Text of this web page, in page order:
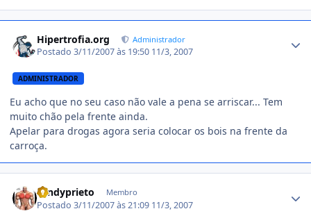
Hipertrofia.org Administrador
Postado3/11/2007 às 19:50 11/3, 2007
ADMINISTRADOR
Eu acho que no seu caso não vale a pena se arriscar... Tem
muito chão pela frente ainda.
Apelar para drogas agora seria colocar os bois na frente da
carroça.
rondyprieto Membro
Postado3/11/2007 às 21:09 11/3, 2007